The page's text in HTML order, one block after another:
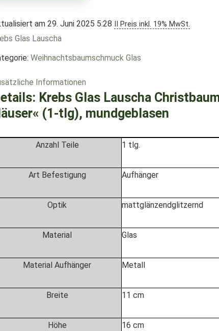
am 29. Juni 2025 5:28 II Preis inkl. 19% MwSt.
Glas Lauscha
Weihnachtsbaumschmuck Glas
Informationen
Krebs Glas Lauscha
(1-tlg), mundgeblasen
Anzahl Teile 1 tlg.
Art Befestigung Aufhänger
Optik mattglänzendglitzernd
Material Glas
Material Aufhänger Metall
Breite 11 cm
Höhe 16 cm